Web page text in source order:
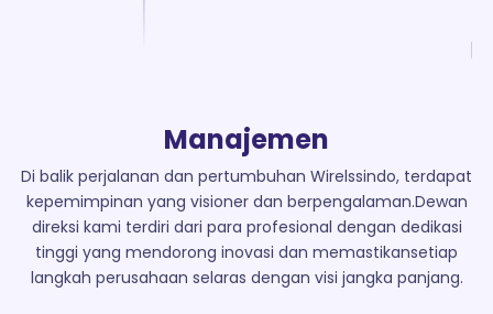
Manajemen
Di balik perjalanan dan pertumbuhan Wirelssindo, terdapat
kepemimpinan yang visioner dan berpengalaman.Dewan
direksi kami terdiri dari para profesional dengan dedikasi
tinggi yang mendorong inovasi dan memastikansetiap
langkah perusahaan selaras dengan visi jangka panjang.